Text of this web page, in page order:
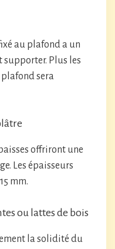
au plafond a un
Plus les
sera
offriront une
Les épaisseurs
mm.
ou lattes de bois
la solidité du